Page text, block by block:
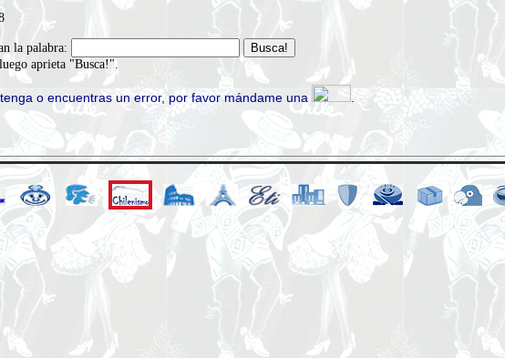
la palabra:
aprieta "Busca!".
o encuentras un error, por favor mándame una